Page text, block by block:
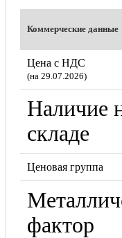
Коммерческие данные
Цена с НДС
(на 29.07.2026)
Наличие
складе
Ценовая группа
фактор